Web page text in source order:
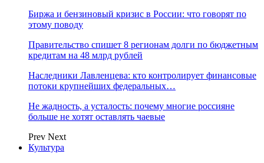
Биржа и бензиновый кризис в России: что говорят по
этому поводу
Правительство спишет 8 регионам долги по бюджетным
кредитам на 48 млрд рублей
Наследники Лавленцева: кто контролирует финансовые
потоки крупнейших федеральных…
Не жадность, а усталость: почему многие россияне
больше не хотят оставлять чаевые
Prev Next
Культура